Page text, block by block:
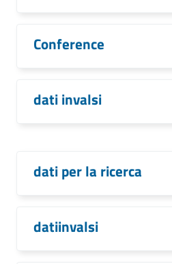
Conference
dati invalsi
dati per la ricerca
datiinvalsi